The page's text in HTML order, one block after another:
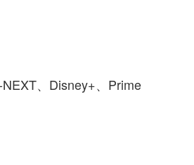
、Disney+、Prime